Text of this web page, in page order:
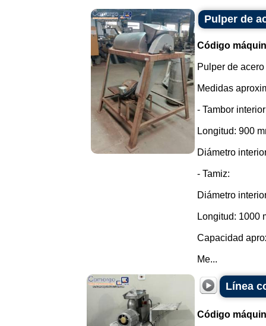
Pulper de
Código
Pulper de
Medidas
- Tambor
Longitud: 900
Diámetro
- Tamiz:
Diámetro
Longitud: 1000
Capacidad
Me...
Línea
Código